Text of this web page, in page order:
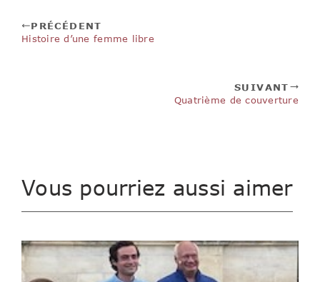
PRÉCÉDENT
Histoire d’une femme libre
SUIVANT
Quatrième de couverture
Vous pourriez aussi aimer